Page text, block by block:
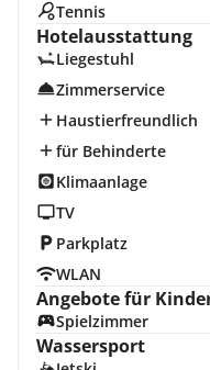
Tennis
Hotelausstattung
Liegestuhl
Zimmerservice
Haustierfreundlich
für Behinderte
Klimaanlage
TV
Parkplatz
WLAN
Angebote für
Spielzimmer
Wassersport